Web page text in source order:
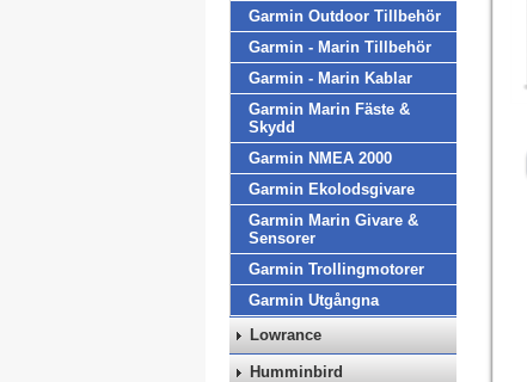
Garmin Outdoor Tillbehör
Garmin - Marin Tillbehör
Garmin - Marin Kablar
Garmin Marin Fäste &
Skydd
Garmin NMEA 2000
Garmin Ekolodsgivare
Garmin Marin Givare &
Sensorer
Garmin Trollingmotorer
Garmin Utgångna
Lowrance
Humminbird